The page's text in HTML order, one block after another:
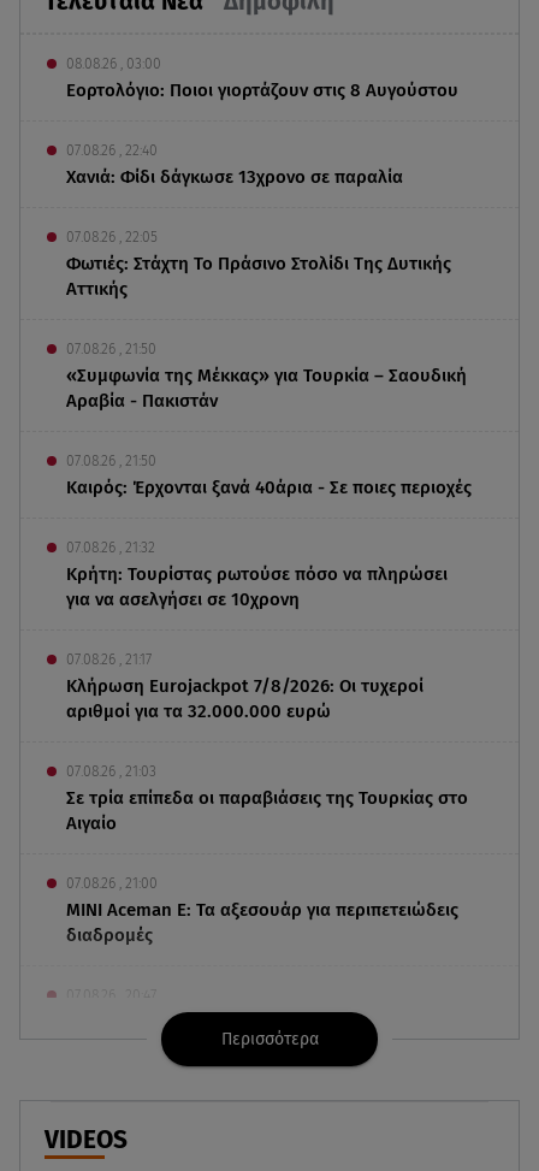
08.08.26 , 03:00
Εορτολόγιο: Ποιοι γιορτάζουν στις 8 Αυγούστου
07.08.26 , 22:40
Χανιά: Φίδι δάγκωσε 13χρονο σε παραλία
07.08.26 , 22:05
Φωτιές: Στάχτη Το Πράσινο Στολίδι Της Δυτικής
Αττικής
07.08.26 , 21:50
«Συμφωνία της Μέκκας» για Τουρκία – Σαουδική
Αραβία - Πακιστάν
07.08.26 , 21:50
Καιρός: Έρχονται ξανά 40άρια - Σε ποιες περιοχές
07.08.26 , 21:32
Κρήτη: Τουρίστας ρωτούσε πόσο να πληρώσει
για να ασελγήσει σε 10χρονη
07.08.26 , 21:17
Κλήρωση Eurojackpot 7/8/2026: Οι τυχεροί
αριθμοί για τα 32.000.000 ευρώ
07.08.26 , 21:03
Σε τρία επίπεδα οι παραβιάσεις της Τουρκίας στο
Αιγαίο
07.08.26 , 21:00
MINI Aceman E: Τα αξεσουάρ για περιπετειώδεις
διαδρομές
Χανιά: Νεκρή βρέθηκε αγνοούμενη - Ξέφυγε από
αστυνομικούς που την εντόπισαν
Μυστράς: Κρίσιμος για το κατηγορητήριο ο
χρόνος θανάτου του 90χρονου
Περισσότερα
VIDEOS